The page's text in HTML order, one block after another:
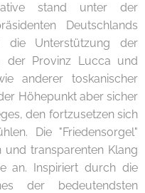
stand unter der
Deutschlands
Unterstützung der
der Provinz Lucca und
anderer toskanischer
Höhepunkt aber sicher
den fortzusetzen sich
Die "Friedensorgel"
transparenten Klang
an. Inspiriert durch die
der bedeutendsten